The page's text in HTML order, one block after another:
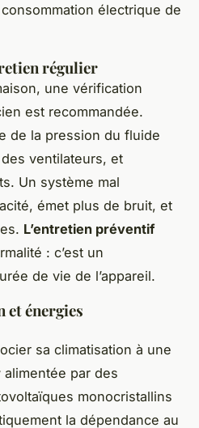
électrique de
régulier
une vérification
est recommandée.
de la pression du fluide
ventilateurs, et
Un système mal
émet plus de bruit, et
L’entretien préventif
: c’est un
de vie de l’appareil.
énergies
sa climatisation à une
alimentée par des
monocristallins
la dépendance au